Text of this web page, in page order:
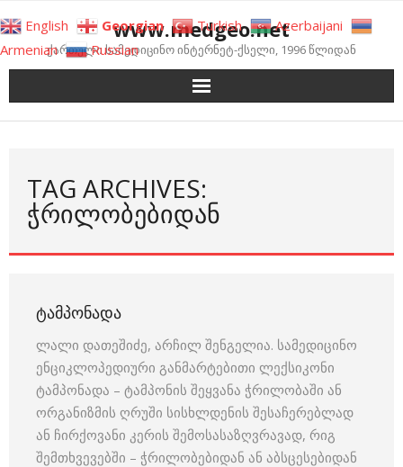
to
content
www.medgeo.net
ქართული სამედიცინო ინტერნეტ-ქსელი, 1996 წლიდან
TAG ARCHIVES:
ᲭᲠᲘᲚᲝᲑᲔᲑᲘᲓᲐᲜ
ᲢᲐᲛᲞᲝᲜᲐᲓᲐ
ლალი დათეშიძე, არჩილ შენგელია. სამედიცინო
ენციკლოპედიური განმარტებითი ლექსიკონი
ტამპონადა – ტამპონის შეყვანა ჭრილობაში ან
ორგანიზმის ღრუში სისხლდენის შესაჩერებლად
ან ჩირქოვანი კერის შემოსასაზღვრავად, რიგ
შემთხვევებში – ჭრილობებიდან ან აბსცესებიდან
English Georgian Turkish
Azerbaijani
Armenian
Russian